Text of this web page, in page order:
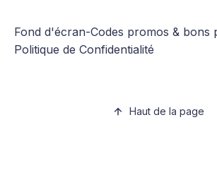
Fond d'écran-Codes promos & bons
Politique de Confidentialité
Haut de la page